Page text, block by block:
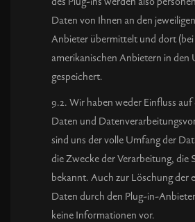
Daten von Ihnen an den
Anbieter übermittelt und dort
amerikanischen Anbietern in den
gespeichert.
9.2. Wir haben weder Einfluss
Daten und
sind uns der volle Umfang der
die Zwecke der Verarbeitung, die
bekannt. Auch zur Löschung der
Daten durch den Plug-in-
keine Informationen vor.